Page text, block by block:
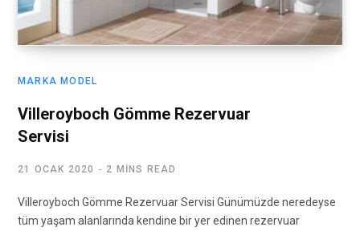
MARKA MODEL
Villeroyboch Gömme Rezervuar
Servisi
21 OCAK 2020 2 MINS READ
Villeroyboch Gömme Rezervuar Servisi Günümüzde neredeyse
tüm yaşam alanlarında kendine bir yer edinen rezervuar